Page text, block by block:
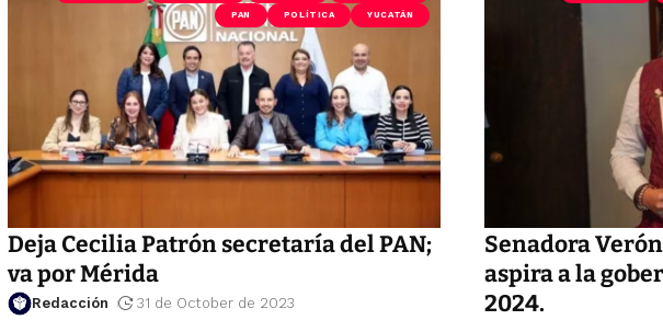
PAN POLÍTICA YUCATÁN
Deja Cecilia Patrón secretaría del PAN;
va por Mérida
Redacción 31 de October de 2023
Senadora
aspira a la
2024.